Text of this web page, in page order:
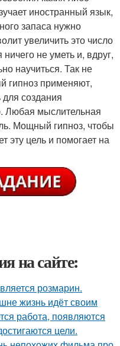
иностранный язык,
запаса нужно
увеличить это число
не уметь и, вдруг,
научиться. Так не
гипноз применяют,
создания
Любая мыслительная
Мощный гипноз, чтобы
эту цель и помогает на
на сайте:
розмарин.
жизнь идёт своим
работа, появляются
цели.